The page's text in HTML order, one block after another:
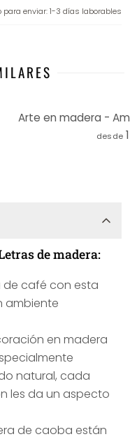
para enviar: 1-3 días laborables
Arte en madera -
desde
de madera:
de café con esta
ambiente
en madera
natural, cada
les da un aspecto
de caoba están